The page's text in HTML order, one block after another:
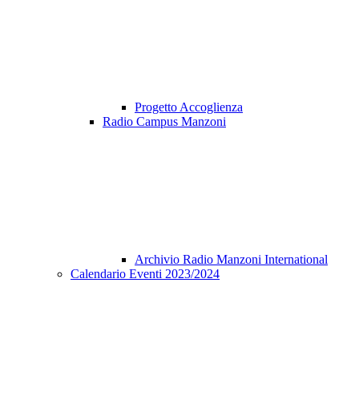
Progetto Accoglienza
Radio Campus Manzoni
Archivio Radio Manzoni International
Calendario Eventi 2023/2024